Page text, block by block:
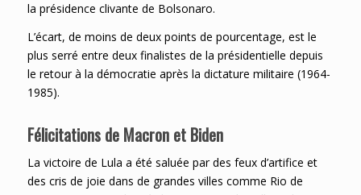
la présidence clivante de Bolsonaro.
L’écart, de moins de deux points de pourcentage, est le
plus serré entre deux finalistes de la présidentielle depuis
le retour à la démocratie après la dictature militaire (1964-
1985).
Félicitations de Macron et Biden
La victoire de Lula a été saluée par des feux d’artifice et
des cris de joie dans de grandes villes comme Rio de